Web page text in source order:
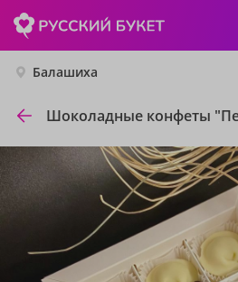
Балашиха
Шоколадные конфеты